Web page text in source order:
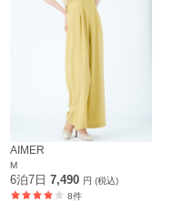
AIMER
M
6泊7日 7,490 円 (税込)
8件